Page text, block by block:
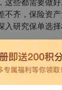
齐，保险资
研究保单选
范风险，法
资金运用是
专家学者的